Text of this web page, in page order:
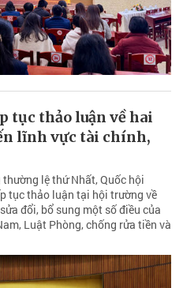
tục thảo luận về hai
lĩnh vực tài chính,
lệ thứ Nhất, Quốc hội
tục thảo luận tại hội trường về
đổi, bổ sung một số điều của
Luật Phòng, chống rửa tiền và